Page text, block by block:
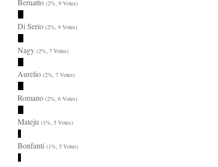
Beruatto(2%, 9 Votes)
Di Serio(2%, 9 Votes)
Nagy(2%, 7 Votes)
Aurelio(2%, 7 Votes)
Romano(2%, 6 Votes)
Mateju(1%, 5 Votes)
Bonfanti(1%, 5 Votes)